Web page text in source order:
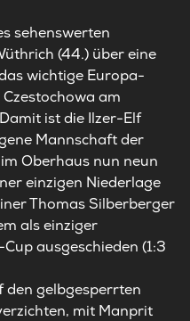
sehenswerten
(44.) über eine
wichtige Europa-
am
ist die Ilzer-Elf
Mannschaft der
Oberhaus nun neun
einzigen Niederlage
Thomas Silberberger
als einziger
ausgeschieden (1:3
den gelbgesperrten
mit Manprit